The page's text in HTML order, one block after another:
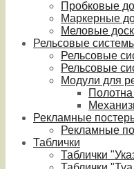
Пробковые
Маркерные
Меловые
Рельсовые
Рельсовые
Рельсовые
Модули для
Рекламные
Рекламные
Таблички
Таблички